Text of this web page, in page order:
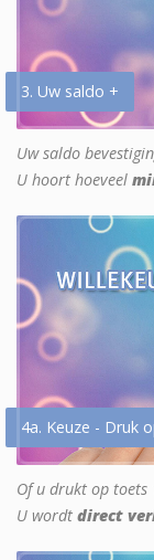
3. Uw saldo +
Uw saldo
U hoort hoeveel
4a. Keuze - Druk
Of u drukt op toets
U wordt direct